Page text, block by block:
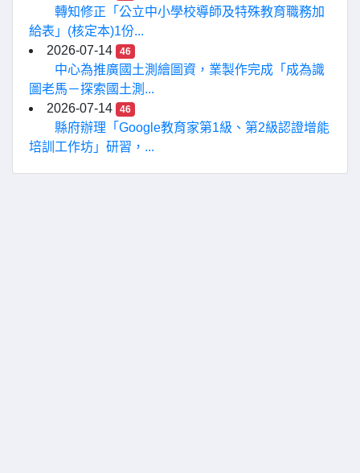
轉知修正「公立中小學校導師及特殊教育職務加
給表」(核定本)1份...
2026-07-14
46
中心為推廣國土測繪圖資，業製作完成「成為識
圖老馬－探索國土測...
2026-07-14
46
縣府辦理「Google教育家第1級、第2級認證增能
培訓工作坊」研習，...